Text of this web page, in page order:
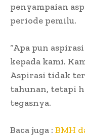
penyampaian
periode pemilu.
“Apa pun
kepada kami.
Aspirasi tidak
tahunan, tetapi
tegasnya.
Baca juga : BMH